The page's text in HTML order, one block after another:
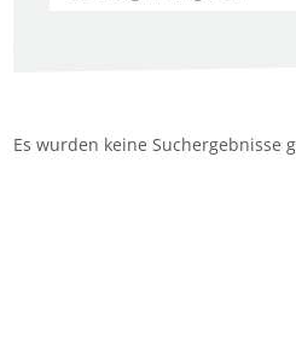
Es wurden keine Suchergebnisse